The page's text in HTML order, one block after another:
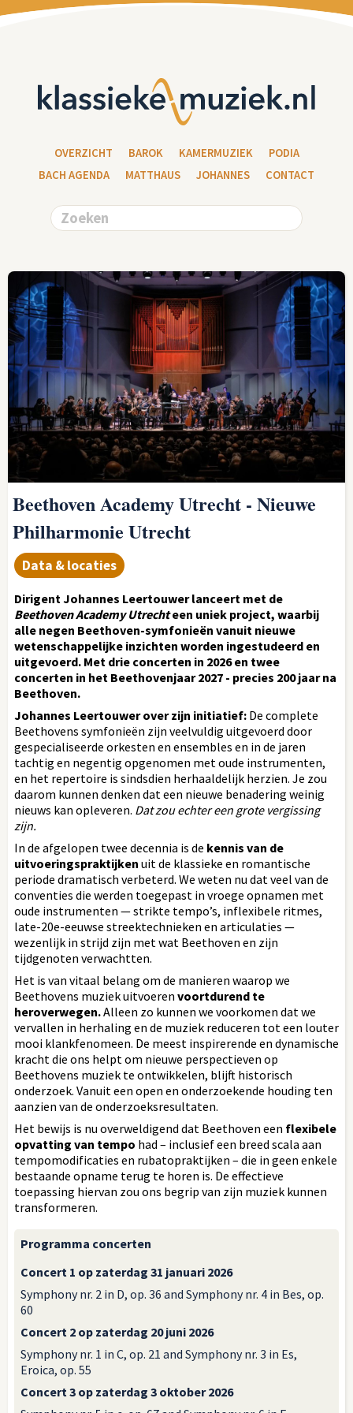
OVERZICHT BAROK KAMERMUZIEK
PODIA
BACH AGENDA
MATTHAUS JOHANNES CONTACT
Beethoven Academy Utrecht - Nieuwe
Philharmonie Utrecht
Data & locaties
Dirigent Johannes Leertouwer lanceert met de
Beethoven Academy Utrechteen uniek project, waarbij
alle negen Beethoven-symfonieën vanuit nieuwe
wetenschappelijke inzichten worden ingestudeerd en
uitgevoerd. Met drie concerten in 2026 en twee
concerten in het Beethovenjaar 2027 - precies 200 jaar na
Beethoven.
Johannes Leertouwer over zijn initiatief: De complete
Beethovens symfonieën zijn veelvuldig uitgevoerd door
gespecialiseerde orkesten en ensembles en in de jaren
tachtig en negentig opgenomen met oude instrumenten,
en het repertoire is sindsdien herhaaldelijk herzien. Je zou
daarom kunnen denken dat een nieuwe benadering weinig
nieuws kan opleveren. Dat zou echter een grote vergissing
zijn.
In de afgelopen twee decennia is de kennis van de
uitvoeringspraktijken uit de klassieke en romantische
periode dramatisch verbeterd. We weten nu dat veel van de
conventies die werden toegepast in vroege opnamen met
oude instrumenten — strikte tempo’s, inflexibele ritmes,
late-20e-eeuwse streektechnieken en articulaties —
wezenlijk in strijd zijn met wat Beethoven en zijn
tijdgenoten verwachtten.
Het is van vitaal belang om de manieren waarop we
Beethovens muziek uitvoeren voortdurend te
heroverwegen.Alleen zo kunnen we voorkomen dat we
vervallen in herhaling en de muziek reduceren tot een louter
mooi klankfenomeen. De meest inspirerende en dynamische
kracht die ons helpt om nieuwe perspectieven op
Beethovens muziek te ontwikkelen, blijft historisch
onderzoek. Vanuit een open en onderzoekende houding ten
aanzien van de onderzoeksresultaten.
Het bewijs is nu overweldigend dat Beethoven een flexibele
opvatting van tempo had – inclusief een breed scala aan
tempomodificaties en rubatopraktijken – die in geen enkele
bestaande opname terug te horen is. De effectieve
toepassing hiervan zou ons begrip van zijn muziek kunnen
transformeren.
Programma concerten
Concert 1 op zaterdag 31 januari 2026
Symphony nr. 2 in D, op. 36 and Symphony nr. 4 in Bes, op.
60
Concert 2 op zaterdag 20 juni 2026
Symphony nr. 1 in C, op. 21 and Symphony nr. 3 in Es,
Eroica, op. 55
Concert 3 op zaterdag 3 oktober 2026